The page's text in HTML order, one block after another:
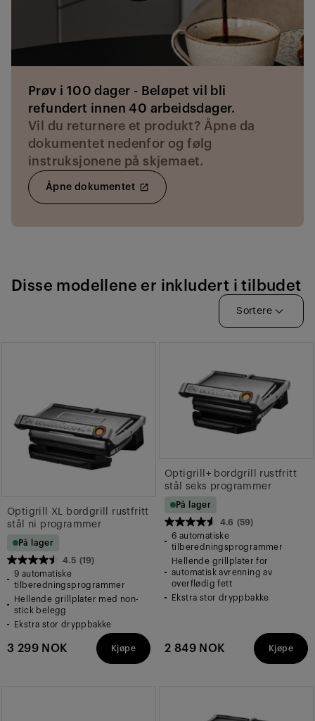
Prøv i 100 dager - Beløpet vil bli
refundert innen 40 arbeidsdager.
Vil du returnere et produkt? Åpne da
dokumentet nedenfor og følg
instruksjonene på skjemaet.
Åpne dokumentet open_in_new
Disse modellene er inkludert i tilbudet
Sortere
Optigrill XL bordgrill rustfritt
stål ni programmer
På lager
4.5 (19)
4.5
av
5
stjerner.
omtaler
9 automatiske
tilberedningsprogrammer
Hellende grillplater med non-
stick belegg
Ekstra stor dryppbakke
3 299 NOK Kjøpe
Optigrill+ bordgrill rustfritt
stål seks programmer
På lager
4.6 (59)
4.6
av
stjerner.
59
6 automatiske
tilberedningsprogrammer
Hellende grillplater for
automatisk avrenning av
overflødig fett
Ekstra stor dryppbakke
2 849 NOK Kjøpe